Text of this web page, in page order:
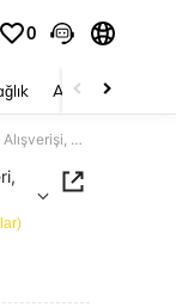
0
Ayakkabı
4/12/20/25 Adet Gül Altın Folyo Çiçek Hediye Poşetleri, Düğün, Gelin Duşu, Doğum Günü, İş Alışverişi, Parti Hediyeleri, Mezuniyet İçin Uygundur - Çok Renkli Kağıt Poşetler, Festivaller, Sınıf Buluşmaları, Partiler ve Çeşitli Durumlar İçin Uygundur